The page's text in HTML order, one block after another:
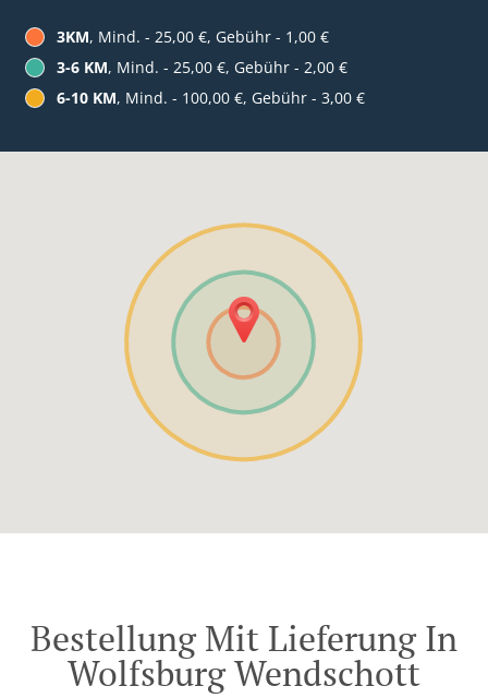
3KM, Mind. - 25,00 €, Gebühr - 1,00 €
3-6 KM, Mind. - 25,00 €, Gebühr - 2,00 €
6-10 KM, Mind. - 100,00 €, Gebühr - 3,00 €
Bestellung Mit Lieferung In
Wolfsburg Wendschott